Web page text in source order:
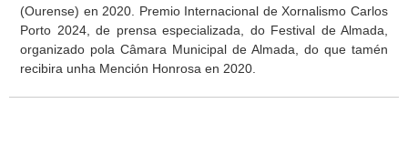
(Ourense) en 2020. Premio Internacional de Xornalismo Carlos
Porto 2024, de prensa especializada, do Festival de Almada,
organizado pola Câmara Municipal de Almada, do que tamén
recibira unha Mención Honrosa en 2020.